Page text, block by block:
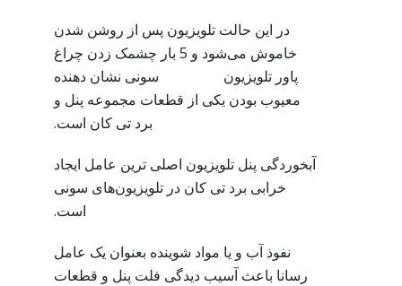
در این حالت تلویزیون پس از روشن شدن
خاموش می‌شود و 5 بار چشمک زدن چراغ
پاور تلویزیون سونی نشان دهنده
معیوب بودن یکی از قطعات مجموعه پنل و
برد تی کان است.
آبخوردگی پنل تلویزیون اصلی ترین عامل ایجاد
خرابی برد تی کان در تلویزیون‌های سونی
است.
نفوذ آب و یا مواد شوینده بعنوان یک عامل
رسانا باعث آسیب دیدگی فلت پنل و قطعات